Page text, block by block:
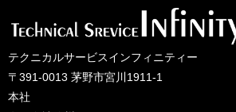
2025年11月
2025年9月
テクニカルサービスインフィニティー
〒391-0013 茅野市宮川1911-1
本社